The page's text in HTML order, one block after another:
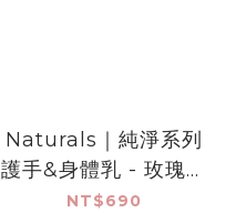
Naturals｜純淨系列
護手&身體乳 - 玫瑰茉
莉與烏木 400ml
NT$690